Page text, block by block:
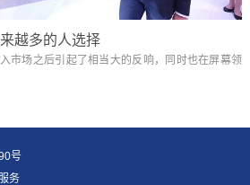
越多的人选择
市场之后引起了相当大的反响，同时也在屏幕领
号
务